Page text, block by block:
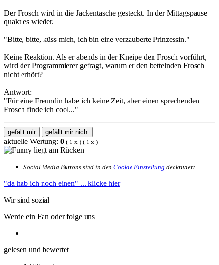
Der Frosch wird in die Jackentasche gesteckt. In der Mittagspause
quakt es wieder.
"Bitte, bitte, küss mich, ich bin eine verzauberte Prinzessin."
Keine Reaktion. Als er abends in der Kneipe den Frosch vorführt,
wird der Programmierer gefragt, warum er den bettelnden Frosch
nicht erhört?
Antwort:
"Für eine Freundin habe ich keine Zeit, aber einen sprechenden
Frosch finde ich cool..."
gefällt mir gefällt mir nicht
aktuelle Wertung: 0 ( 1 x ) ( 1 x )
Social Media Buttons sind in den Cookie Einstellung deaktiviert.
"da hab ich noch einen" ... klicke hier
Wir sind sozial
Werde ein Fan oder folge uns
gelesen und bewertet